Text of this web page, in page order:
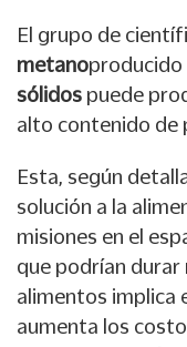
El grupo de
metano
sólidos puede
alto contenido de
Esta, según
solución a la
misiones en el
que podrían durar
alimentos implica
aumenta los